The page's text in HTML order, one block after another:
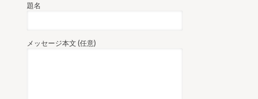
題名
メッセージ本文 (任意)